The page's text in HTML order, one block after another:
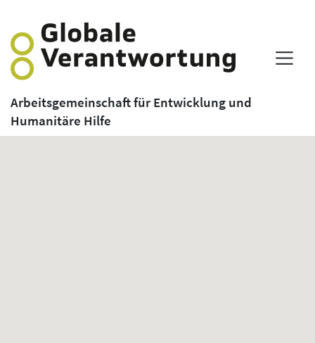
Arbeitsgemeinschaft für Entwicklung und
Humanitäre Hilfe